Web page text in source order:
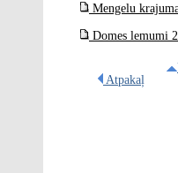
Mengelu
Domes lemumi
Atpakaļ